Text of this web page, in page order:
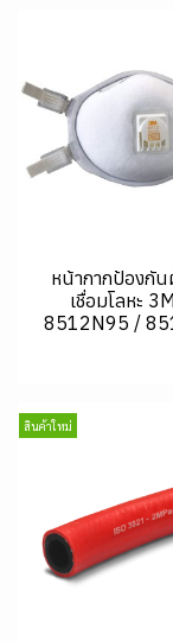
หน้ากากป้องกั
เชื่อมโลหะ
8512N95 /
สินค้าใหม่